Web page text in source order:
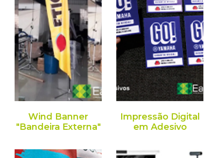
Wind Banner
"Bandeira Externa"
Impressão Digital
em Adesivo